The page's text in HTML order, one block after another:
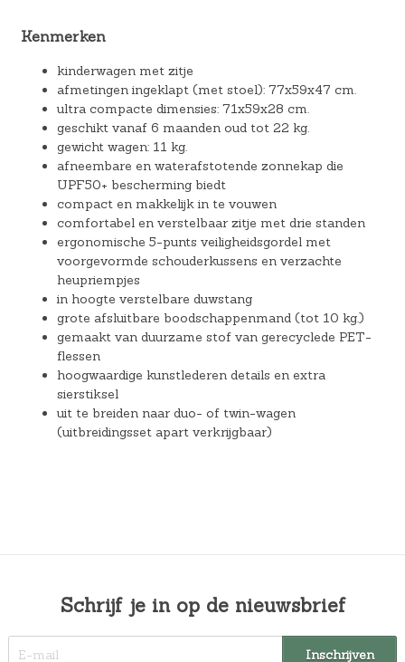
Kenmerken
kinderwagen met zitje
afmetingen ingeklapt (met stoel): 77x59x47 cm.
ultra compacte dimensies: 71x59x28 cm.
geschikt vanaf 6 maanden oud tot 22 kg.
gewicht wagen: 11 kg.
afneembare en waterafstotende zonnekap die
UPF50+ bescherming biedt
compact en makkelijk in te vouwen
comfortabel en verstelbaar zitje met drie standen
ergonomische 5-punts veiligheidsgordel met
voorgevormde schouderkussens en verzachte
heupriempjes
in hoogte verstelbare duwstang
grote afsluitbare boodschappenmand (tot 10 kg.)
gemaakt van duurzame stof van gerecyclede PET-
flessen
hoogwaardige kunstlederen details en extra
sierstiksel
uit te breiden naar duo- of twin-wagen
(uitbreidingsset apart verkrijgbaar)
Schrijf je in op de nieuwsbrief